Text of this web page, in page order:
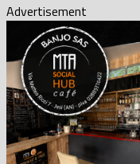
Advertisement